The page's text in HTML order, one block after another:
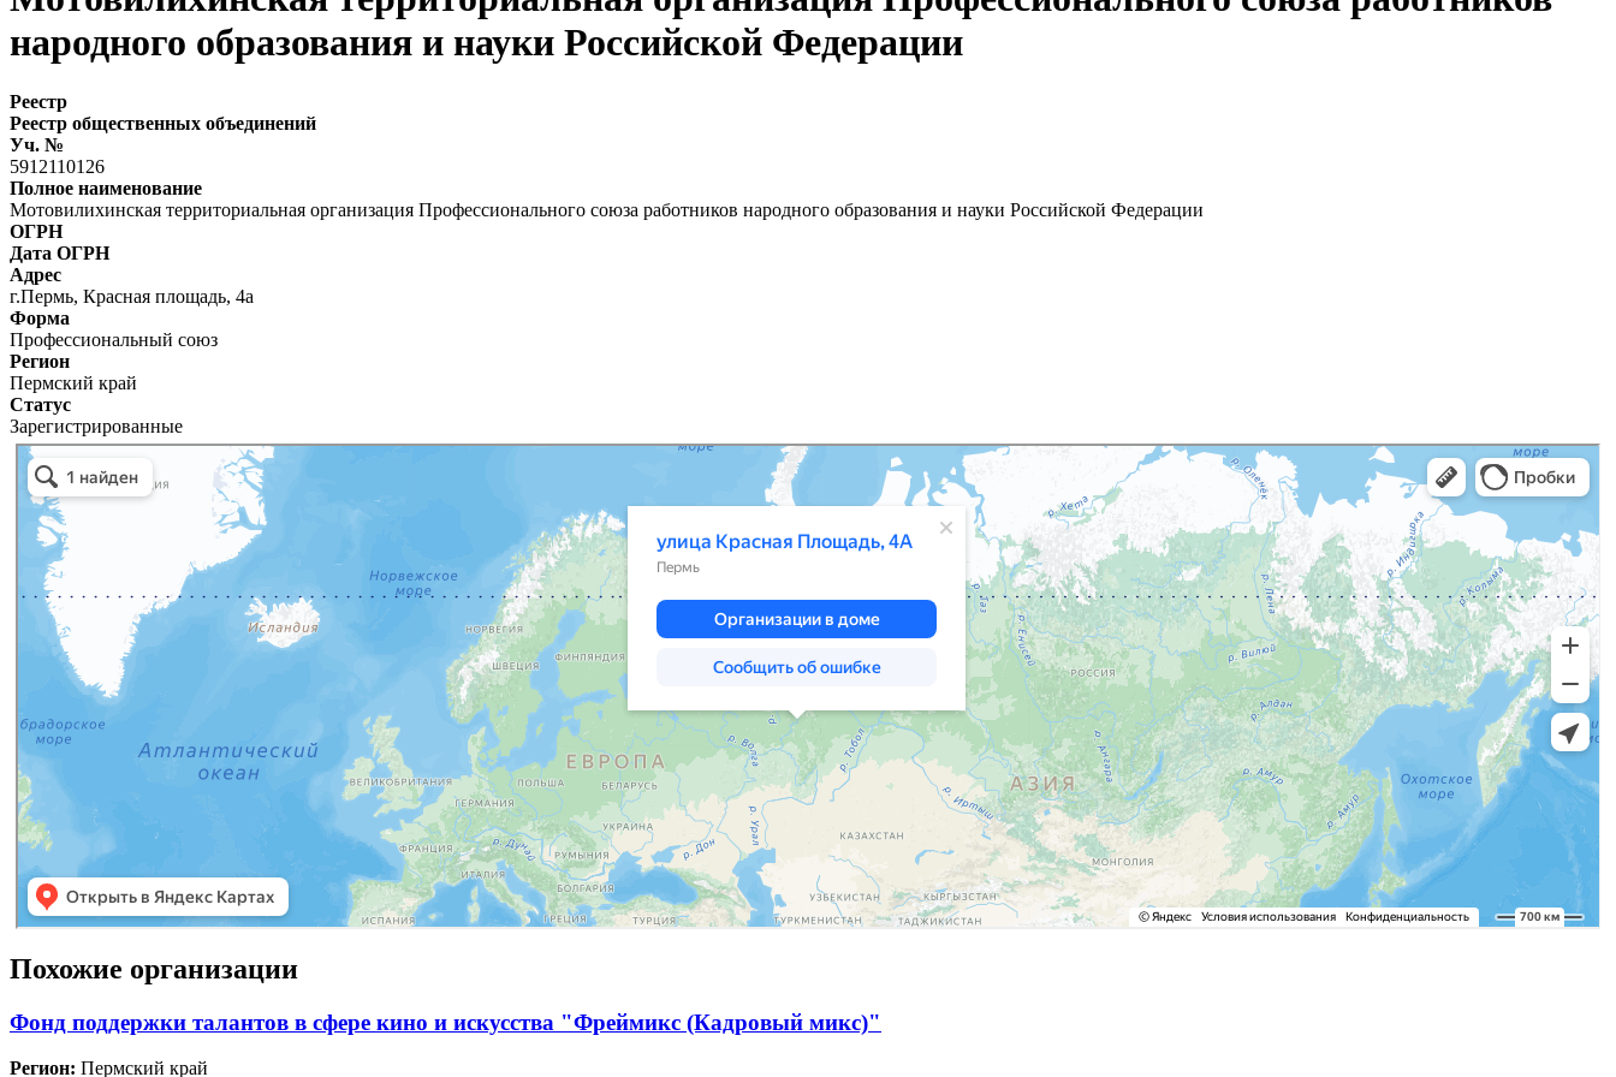
народного образования и науки Российской Федерации
Реестр
Реестр общественных объединений
Уч. №
5912110126
Полное наименование
Мотовилихинская территориальная организация Профессионального союза работников народного образования и науки Российской Федерации
ОГРН
Дата ОГРН
Адрес
г.Пермь, Красная площадь, 4а
Форма
Профессиональный союз
Регион
Пермский край
Статус
Зарегистрированные
Похожие организации
Фонд поддержки талантов в сфере кино и искусства "Фреймикс (Кадровый микс)"
Регион: Пермский край